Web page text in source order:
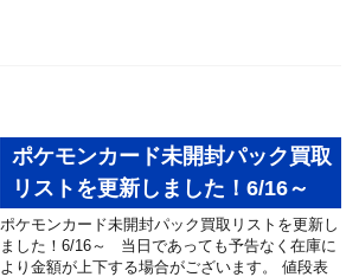
ポケモンカード未開封パック買取
リストを更新しました！6/16～
ポケモンカード未開封パック買取リストを更新し
ました！6/16～ 当日であっても予告なく在庫に
より金額が上下する場合がございます。 値段表